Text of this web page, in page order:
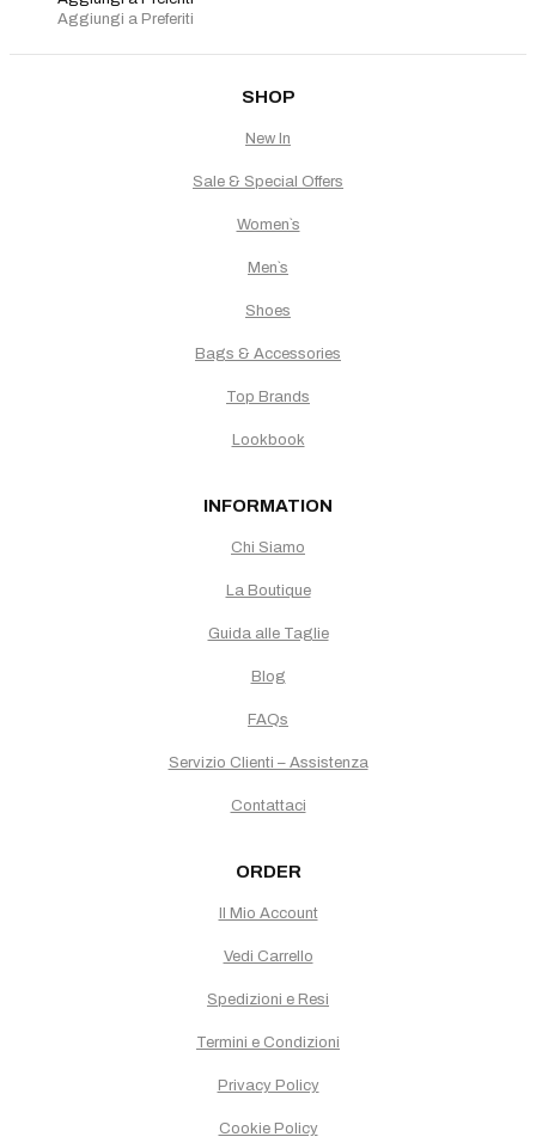
Aggiungi a Preferiti
SHOP
New In
Sale & Special Offers
Women`s
Men`s
Shoes
Bags & Accessories
Top Brands
Lookbook
INFORMATION
Chi Siamo
La Boutique
Guida alle Taglie
Blog
FAQs
Servizio Clienti – Assistenza
Contattaci
ORDER
Il Mio Account
Vedi Carrello
Spedizioni e Resi
Termini e Condizioni
Privacy Policy
Cookie Policy